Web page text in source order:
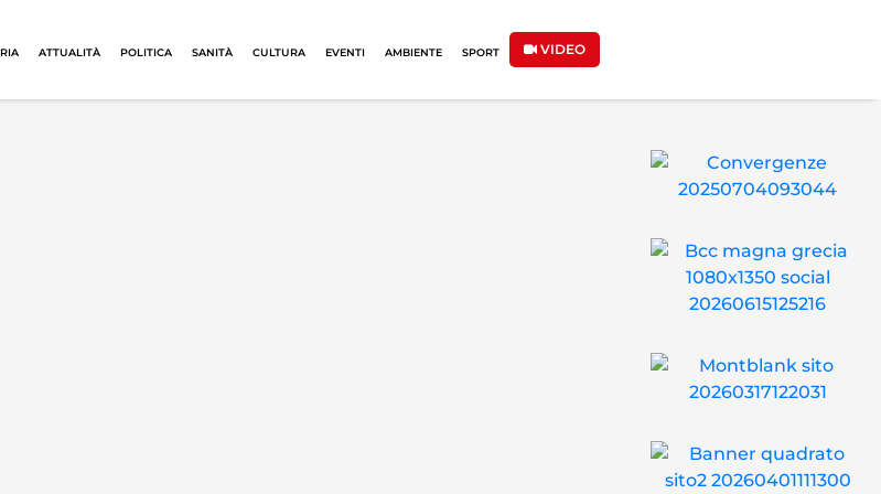
ATTUALITÀ POLITICA SANITÀ CULTURA EVENTI AMBIENTE SPORT VIDEO